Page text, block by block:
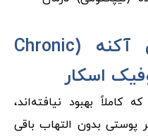
ب. ندول‌های مزمن آکنه (Chronic
کاملاً بهبود نیافته‌اند،
پوستی بدون التهاب باقی